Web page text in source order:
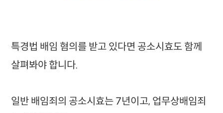
특경법 배임 혐의를 받고 있다면 공소시효도 함께
살펴봐야 합니다.
일반 배임죄의 공소시효는 7년이고, 업무상배임죄